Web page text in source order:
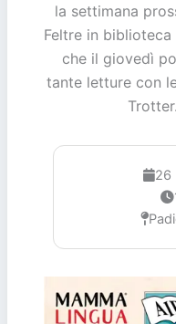
la settimana
Feltre in
che il giovedì
tante letture con
26